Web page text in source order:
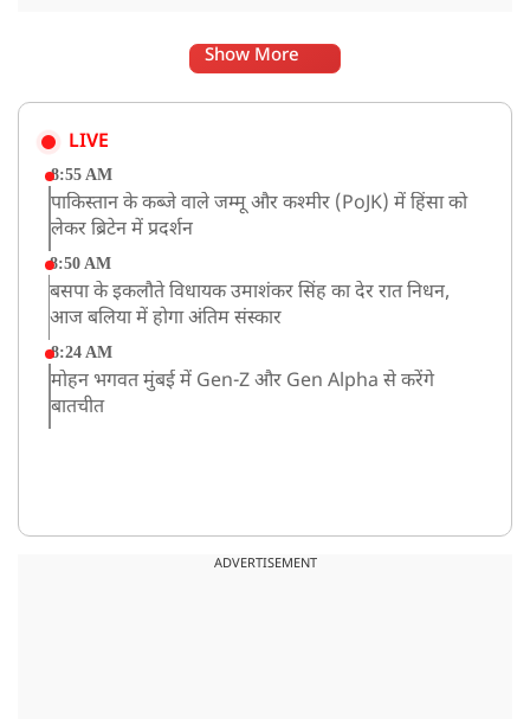
Show More
LIVE
8:55 AM
पाकिस्तान के कब्जे वाले जम्मू और कश्मीर (PoJK) में हिंसा को
लेकर ब्रिटेन में प्रदर्शन
8:50 AM
बसपा के इकलौते विधायक उमाशंकर सिंह का देर रात निधन,
आज बलिया में होगा अंतिम संस्कार
8:24 AM
मोहन भगवत मुंबई में Gen-Z और Gen Alpha से करेंगे
बातचीत
ADVERTISEMENT